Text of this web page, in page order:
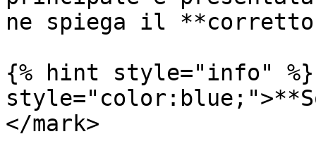
ne spiega il **corretto
{% hint style="info" %}
</mark>